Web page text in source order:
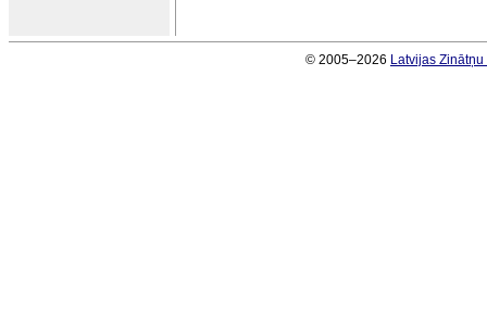
© 2005–2026 Latvijas